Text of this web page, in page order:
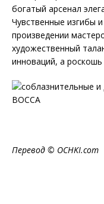
богатый арсенал
Чувственные изгибы
произведении
художественный
инноваций, а
Перевод © OCHKI.com